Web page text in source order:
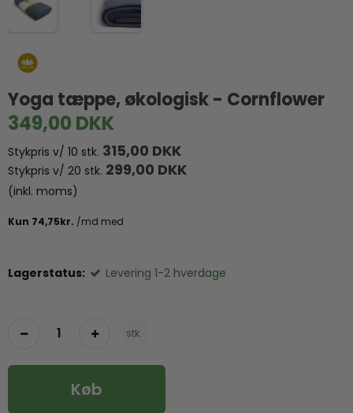
Yoga tæppe, økologisk - Cornflower
349,00 DKK
Stykpris v/ 10 stk. 315,00 DKK
Stykpris v/ 20 stk. 299,00 DKK
(inkl. moms)
Lagerstatus: Levering 1-2 hverdage
stk.
Køb